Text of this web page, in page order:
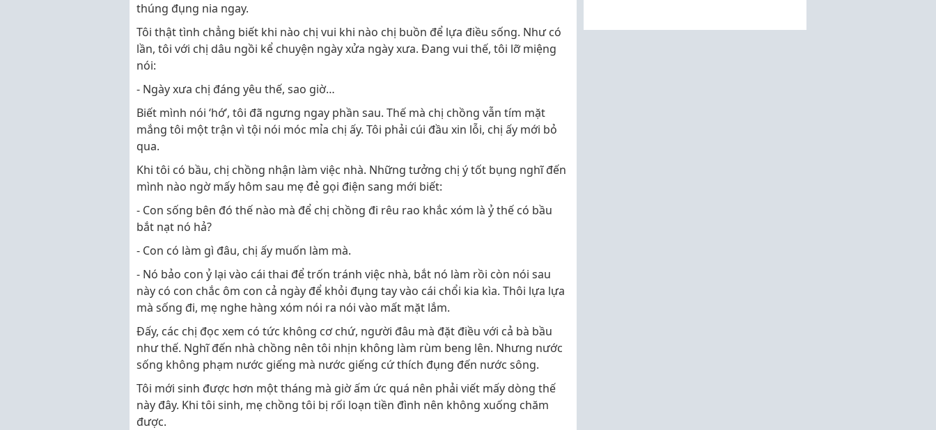
thúng đụng nia ngay.
Tôi thật tình chẳng biết khi nào chị vui khi nào chị buồn để lựa điều sống. Như có
lần, tôi với chị dâu ngồi kể chuyện ngày xửa ngày xưa. Đang vui thế, tôi lỡ miệng
nói:
- Ngày xưa chị đáng yêu thế, sao giờ…
Biết mình nói ‘hớ’, tôi đã ngưng ngay phần sau. Thế mà chị chồng vẫn tím mặt
mắng tôi một trận vì tội nói móc mỉa chị ấy. Tôi phải cúi đầu xin lỗi, chị ấy mới bỏ
qua.
Khi tôi có bầu, chị chồng nhận làm việc nhà. Những tưởng chị ý tốt bụng nghĩ đến
mình nào ngờ mấy hôm sau mẹ đẻ gọi điện sang mới biết:
- Con sống bên đó thế nào mà để chị chồng đi rêu rao khắc xóm là ỷ thế có bầu
bắt nạt nó hả?
- Con có làm gì đâu, chị ấy muốn làm mà.
- Nó bảo con ỷ lại vào cái thai để trốn tránh việc nhà, bắt nó làm rồi còn nói sau
này có con chắc ôm con cả ngày để khỏi đụng tay vào cái chổi kia kìa. Thôi lựa lựa
mà sống đi, mẹ nghe hàng xóm nói ra nói vào mất mặt lắm.
Đấy, các chị đọc xem có tức không cơ chứ, người đâu mà đặt điều với cả bà bầu
như thế. Nghĩ đến nhà chồng nên tôi nhịn không làm rùm beng lên. Nhưng nước
sống không phạm nước giếng mà nước giếng cứ thích đụng đến nước sông.
Tôi mới sinh được hơn một tháng mà giờ ấm ức quá nên phải viết mấy dòng thế
này đây. Khi tôi sinh, mẹ chồng tôi bị rối loạn tiền đình nên không xuống chăm
được.